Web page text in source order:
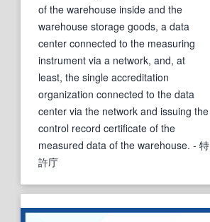
of the warehouse inside and the
warehouse storage goods, a data
center connected to the measuring
instrument via a network, and, at
least, the single accreditation
organization connected to the data
center via the network and issuing the
control record certificate of the
measured data of the warehouse. - 特
許庁